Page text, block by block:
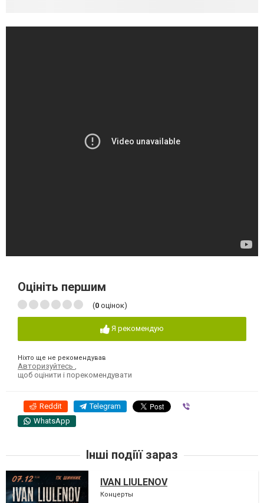
Оцініть першим
(0 оцінок)
Я рекомендую
Ніхто ще не рекомендував
Авторизуйтесь
щоб оцінити і порекомендувати
Reddit Telegram
WhatsApp
Інші подіїї зараз
IVAN LIULENOV
Концерты